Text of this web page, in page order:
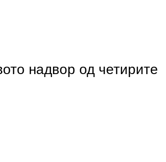
надвор од четирите